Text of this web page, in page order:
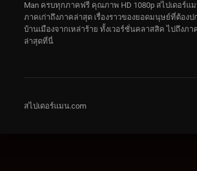
Man ครบทุกภาคฟรี คุณภาพ HD 1080p สไปเดอร์แ
ภาคเก่าถึงภาคล่าสุด เรื่องราวของยอดมนุษย์ที่ต้องป
บ้านเมืองจากเหล่าร้าย ทั้งเวอร์ชั่นคลาสสิค ไปถึงภา
ล่าสุดที่นี่
สไปเดอร์แมน.com